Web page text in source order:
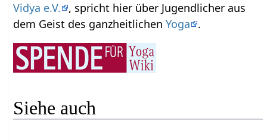
Vidya e.V.
, spricht hier über Jugendlicher‏‎ aus
dem Geist des ganzheitlichenYoga .
Siehe auch